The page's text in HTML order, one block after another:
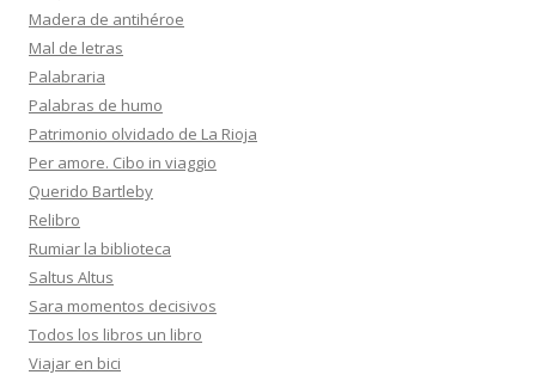
Madera de antihéroe
Mal de letras
Palabraria
Palabras de humo
Patrimonio olvidado de La Rioja
Per amore. Cibo in viaggio
Querido Bartleby
Relibro
Rumiar la biblioteca
Saltus Altus
Sara momentos decisivos
Todos los libros un libro
Viajar en bici